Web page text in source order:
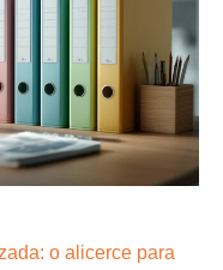
o alicerce para